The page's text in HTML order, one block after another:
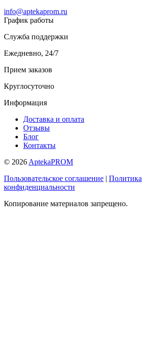
info@aptekaprom.ru
График работы
Служба поддержки
Ежедневно, 24/7
Прием заказов
Круглосуточно
Информация
Доставка и оплата
Отзывы
Блог
Контакты
© 2026 AptekaPROM
Пользовательское соглашение | Политика
конфиденциальности
Копирование материалов запрещено.